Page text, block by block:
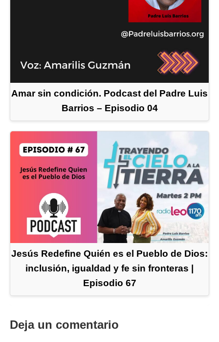
Amar sin condición. Podcast del Padre Luis
Barrios – Episodio 04
Jesús Redefine Quién es el Pueblo de Dios:
inclusión, igualdad y fe sin fronteras |
Episodio 67
Deja un comentario